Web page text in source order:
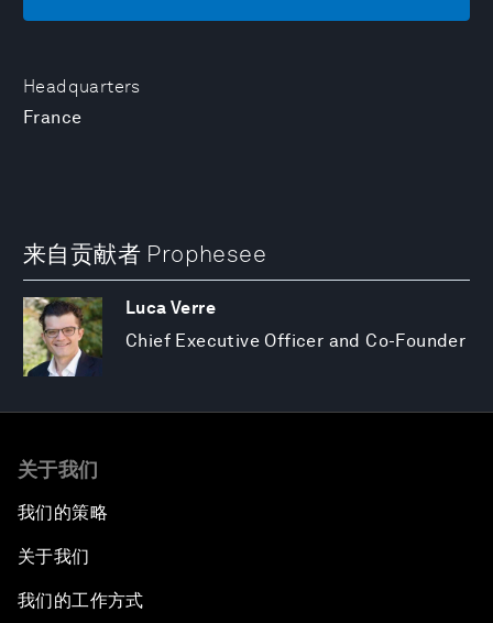
Headquarters
France
来自贡献者 Prophesee
Luca Verre
Chief Executive Officer and Co-Founder
关于我们
我们的策略
关于我们
我们的工作方式